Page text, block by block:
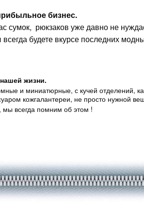
бизнес.
сумок, рюкзаков уже давно не
будете вкурсе последних
жизни.
и миниатюрные, с кучей отделений,
кожгалантереи, не просто нужной
всегда помним об этом !